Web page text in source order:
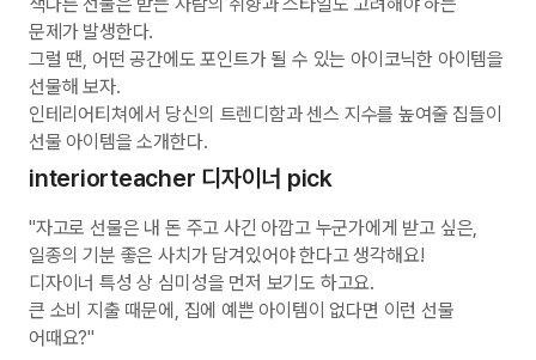
문제가 발생한다.
그럴 땐, 어떤 공간에도 포인트가 될 수 있는 아이코닉한 아이템을
선물해 보자.
인테리어티쳐에서 당신의 트렌디함과 센스 지수를 높여줄 집들이
선물 아이템을 소개한다.
interiorteacher 디자이너 pick
"자고로 선물은 내 돈 주고 사긴 아깝고 누군가에게 받고 싶은,
일종의 기분 좋은 사치가 담겨있어야 한다고 생각해요!
디자이너 특성 상 심미성을 먼저 보기도 하고요.
큰 소비 지출 때문에, 집에 예쁜 아이템이 없다면 이런 선물
어때요?"